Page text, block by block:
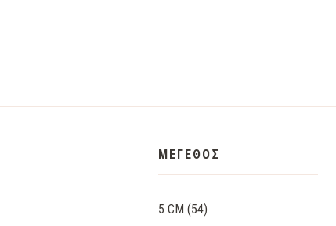
ΜΕΓΕΘΟΣ
5 CM (54)